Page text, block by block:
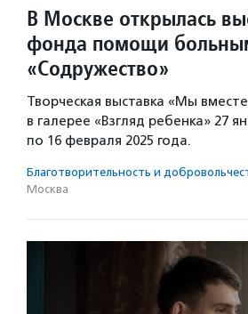
В Москве открылась
фонда помощи
«Содружество»
Творческая выставка «Мы
в галерее «Взгляд ребенка» 27
по 16 февраля 2025 года.
Благотвори­тель­ность и
Москва